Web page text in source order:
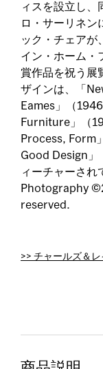
ィスを設立し、
ロ・サーリネン
ック・チェアが
イン・ホーム・
賞作品を祝う展
ザインは、「
Eames」（
Furniture」（
Process, Form
Good Design」
ィーチャーされ
Photography
reserved.
>> チャールズ＆